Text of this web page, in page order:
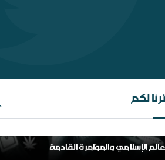
لكم
الإسلامي والمؤامرة القادمة